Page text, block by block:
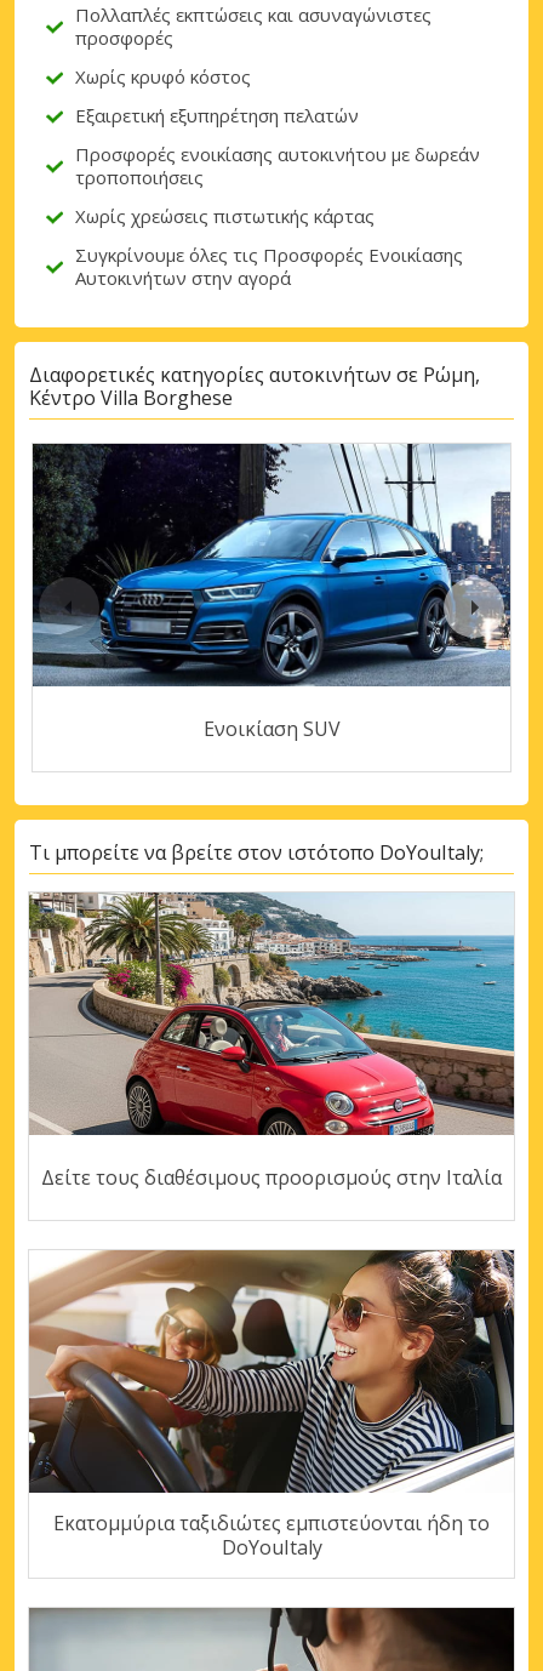
Πολλαπλές εκπτώσεις και ασυναγώνιστες
προσφορές
Χωρίς κρυφό κόστος
Εξαιρετική εξυπηρέτηση πελατών
Προσφορές ενοικίασης αυτοκινήτου με δωρεάν
τροποποιήσεις
Χωρίς χρεώσεις πιστωτικής κάρτας
Συγκρίνουμε όλες τις Προσφορές Ενοικίασης
Αυτοκινήτων στην αγορά
Διαφορετικές κατηγορίες αυτοκινήτων σε Ρώμη,
Κέντρο Villa Borghese
Ενοικίαση SUV
Τι μπορείτε να βρείτε στον ιστότοπο DoYouItaly;
Δείτε τους διαθέσιμους προορισμούς στην Ιταλία
Εκατομμύρια ταξιδιώτες εμπιστεύονται ήδη το
DoYouItaly